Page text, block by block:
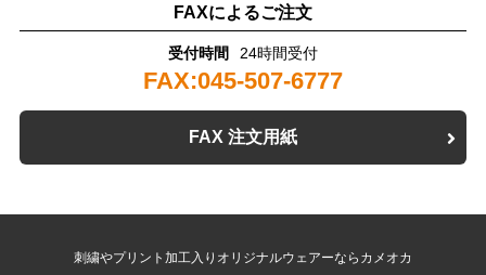
FAXによるご注文
受付時間 24時間受付
FAX:045-507-6777
FAX 注文用紙
刺繍やプリント加工入りオリジナルウェアーならカメオカ